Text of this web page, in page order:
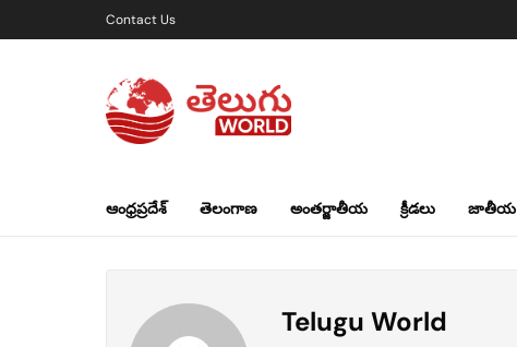
Contact Us
ఆంధ్రప్రదేశ్ తెలంగాణ అంతర్జాతీయ క్రీడలు జాతీయ
Telugu World